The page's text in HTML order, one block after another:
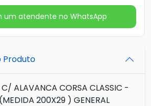
um atendente no WhatsApp
Produto
C/ ALAVANCA CORSA CLASSIC -
200X29 ) GENERAL